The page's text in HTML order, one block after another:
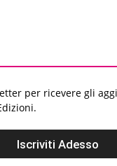
per ricevere gli